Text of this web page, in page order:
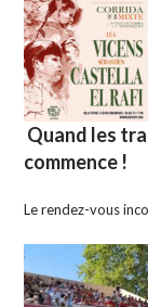
Quand les
commence !
Le rendez-vous